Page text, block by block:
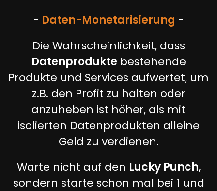
- Daten-Monetarisierung -
Die Wahrscheinlichkeit, dass
Datenprodukte bestehende
Produkte und Services aufwertet, um
z.B. den Profit zu halten oder
anzuheben ist höher, als mit
isolierten Datenprodukten alleine
Geld zu verdienen.
Warte nicht auf den Lucky Punch,
sondern starte schon mal bei 1 und